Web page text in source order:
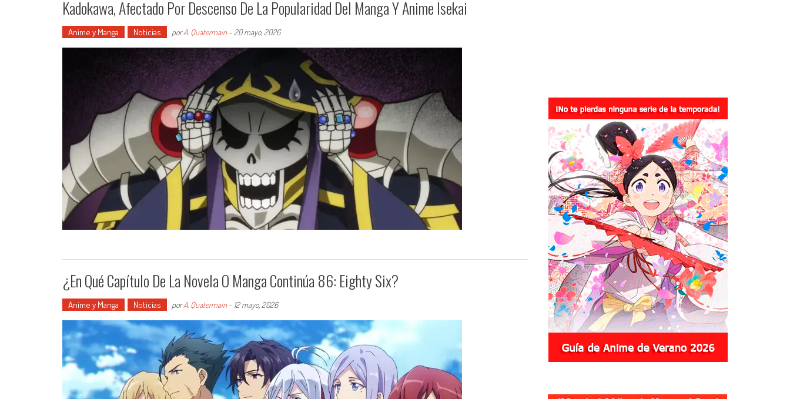
Kadokawa, Afectado Por Descenso De La Popularidad Del Manga Y Anime Isekai
Anime y Manga Noticias porA. Quatermain - 20 mayo, 2026
¿En Qué Capítulo De La Novela O Manga Continúa 86: Eighty Six?
Anime y Manga Noticias porA. Quatermain - 12 mayo, 2026